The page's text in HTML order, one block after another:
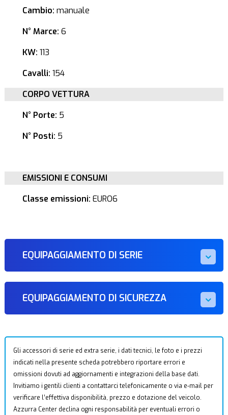
Cambio: manuale
N° Marce: 6
KW: 113
Cavalli: 154
CORPO VETTURA
N° Porte: 5
N° Posti: 5
EMISSIONI E CONSUMI
Classe emissioni: EURO6
EQUIPAGGIAMENTO DI SERIE
EQUIPAGGIAMENTO DI SICUREZZA
Gli accessori di serie ed extra serie, i dati tecnici, le foto e i prezzi
indicati nella presente scheda potrebbero riportare errori e
omissioni dovuti ad aggiornamenti e integrazioni della base dati.
Invitiamo i gentili clienti a contattarci telefonicamente o via e-mail per
verificare l’effettiva disponibilità, prezzo e dotazione del veicolo.
Azzurra Center declina ogni responsabilità per eventuali errori o